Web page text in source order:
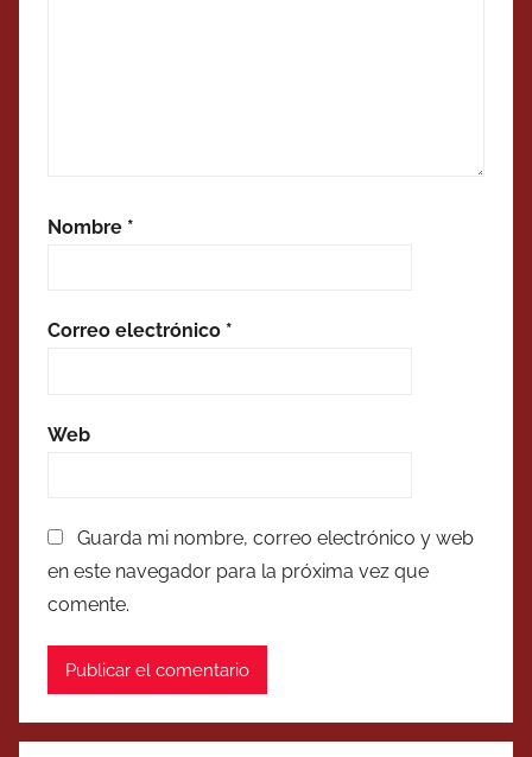
Nombre *
Correo electrónico *
Web
Guarda mi nombre, correo electrónico y web
en este navegador para la próxima vez que
comente.